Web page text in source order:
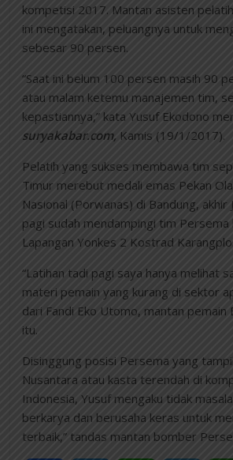
kompetisi 2017. Mantan asisten
ini mengatakan, peluangnya untuk
sebesar 90 persen.
“Saat ini belum 100 persen masih 90
atau malam ketemu manajemen tim,
kepastiannya,” kata Yusuf Ekodono
suryakabar.com, Kamis (19/1/2017).
Pelatih yang sukses membawa tim
Timur merebut medali emas Pekan
Nasional (Porwanas) di Bandung, akhir
pagi sudah mendampingi tim Persema
Lapangan Yonkes 2 Kostrad
“Latihan tadi pagi saya hanya melihat
materi pemain yang kurang di sektor
dari Fandi Eko Utomo, mantan pemain
itu.
Disinggung posisi Persema yang
Nusantara atau kasta terendah di
Indonesia, Yusuf mengaku tidak
berkarya dan berusaha keras untuk
terbaik,” tandas mantan bomber